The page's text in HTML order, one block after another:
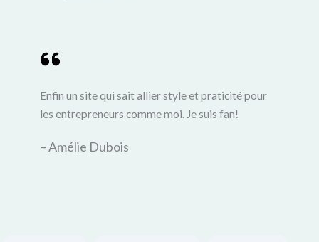
Enfin un site qui sait allier style et praticité pour
les entrepreneurs comme moi. Je suis fan!
– Amélie Dubois